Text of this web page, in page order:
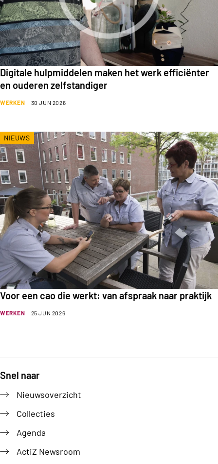
WERKEN 30 JUN 2026
Digitale hulpmiddelen maken het werk efficiënter
en ouderen zelfstandiger
WERKEN 25 JUN 2026
Voor een cao die werkt: van afspraak naar praktijk
NIEUWS
Snel naar
Nieuwsoverzicht
Collecties
Agenda
ActiZ Newsroom